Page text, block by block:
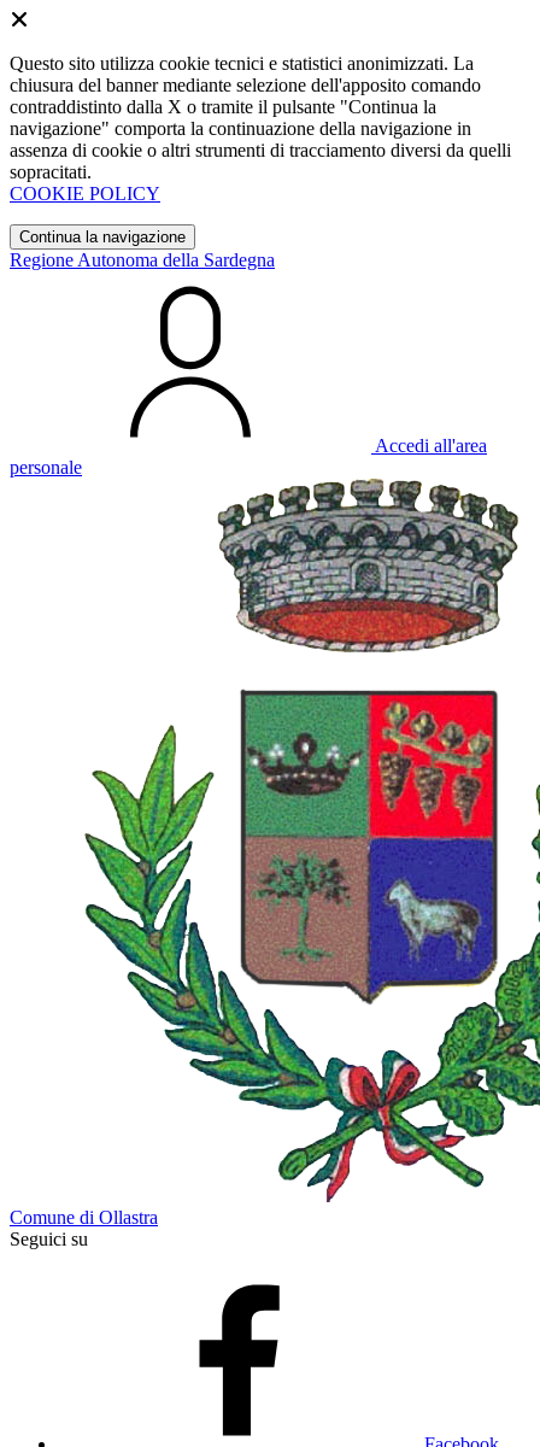
Questo sito utilizza cookie tecnici e statistici anonimizzati. La
chiusura del banner mediante selezione dell'apposito comando
contraddistinto dalla X o tramite il pulsante "Continua la
navigazione" comporta la continuazione della navigazione in
assenza di cookie o altri strumenti di tracciamento diversi da quelli
sopracitati.
COOKIE POLICY
Continua la navigazione
Regione Autonoma della Sardegna
Accedi all'area
personale
Comune di Ollastra
Seguici su